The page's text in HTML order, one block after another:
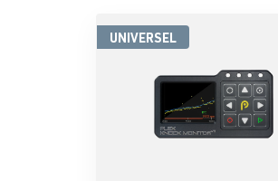
UNIVERSEL